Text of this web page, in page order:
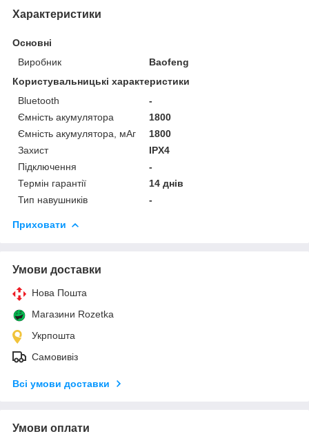
Характеристики
Основні
Виробник
Baofeng
Користувальницькі характеристики
Bluetooth
-
Ємність акумулятора
1800
Ємність акумулятора, мАг
1800
Захист
IPX4
Підключення
-
Термін гарантії
14 днів
Тип навушників
-
Приховати
Умови доставки
Нова Пошта
Магазини Rozetka
Укрпошта
Самовивіз
Всі умови доставки
Умови оплати